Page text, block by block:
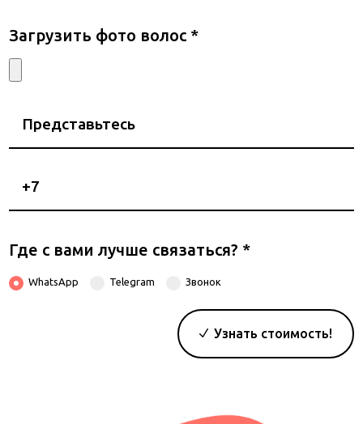
Загрузить фото волос *
телефона
Где с вами лучше связаться? *
WhatsApp Telegram Звонок
Узнать стоимость!